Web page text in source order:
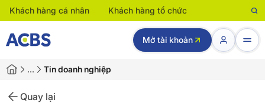
Khách hàng cá nhân Khách hàng tổ chức
Mở tài khoản
… Tin doanh nghiệp
Quay lại